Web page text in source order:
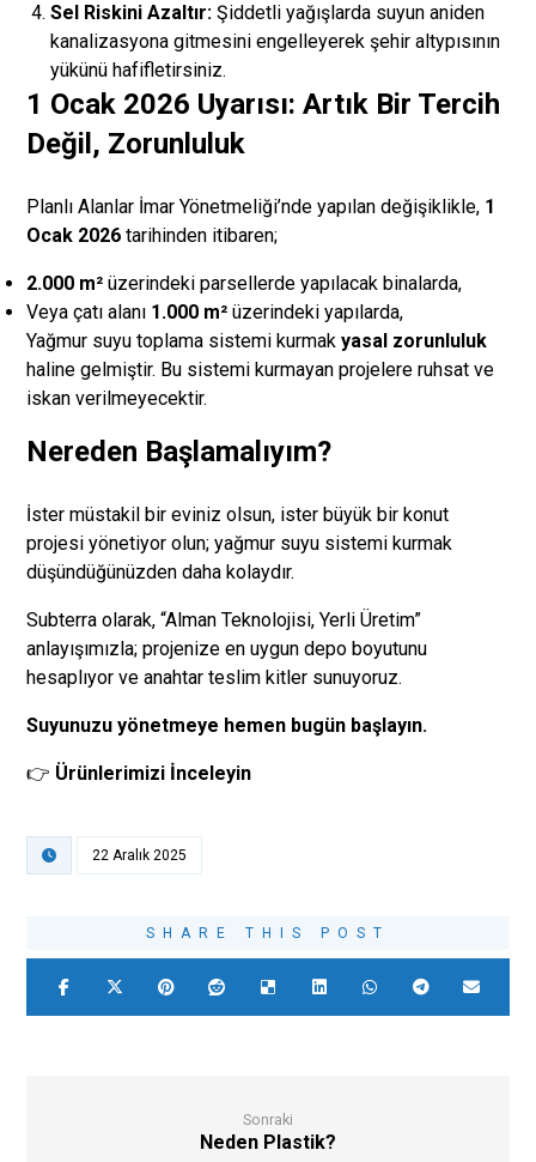
Sel Riskini Azaltır: Şiddetli yağışlarda suyun aniden
kanalizasyona gitmesini engelleyerek şehir altypısının
yükünü hafifletirsiniz.
1 Ocak 2026 Uyarısı: Artık Bir Tercih
Değil, Zorunluluk
Planlı Alanlar İmar Yönetmeliği’nde yapılan değişiklikle, 1
Ocak 2026 tarihinden itibaren;
2.000 m² üzerindeki parsellerde yapılacak binalarda,
Veya çatı alanı 1.000 m² üzerindeki yapılarda,
Yağmur suyu toplama sistemi kurmakyasal zorunluluk
haline gelmiştir. Bu sistemi kurmayan projelere ruhsat ve
iskan verilmeyecektir.
Nereden Başlamalıyım?
İster müstakil bir eviniz olsun, ister büyük bir konut
projesi yönetiyor olun; yağmur suyu sistemi kurmak
düşündüğünüzden daha kolaydır.
Subterra olarak, “Alman Teknolojisi, Yerli Üretim”
anlayışımızla; projenize en uygun depo boyutunu
hesaplıyor ve anahtar teslim kitler sunuyoruz.
Suyunuzu yönetmeye hemen bugün başlayın.
👉 Ürünlerimizi İnceleyin
22 Aralık 2025
Sonraki
Neden Plastik?